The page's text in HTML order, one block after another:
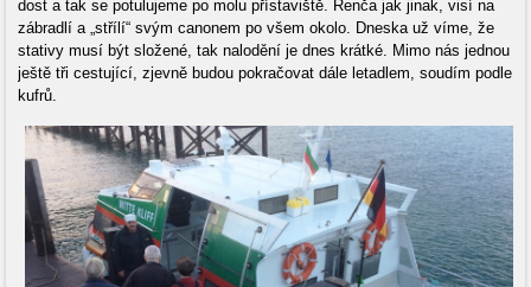
dost a tak se potulujeme po molu přístaviště. Renča jak jinak, visí na
zábradlí a „střílí“ svým canonem po všem okolo. Dneska už víme, že
stativy musí být složené, tak nalodění je dnes krátké. Mimo nás jednou
ještě tři cestující, zjevně budou pokračovat dále letadlem, soudím podle
kufrů.